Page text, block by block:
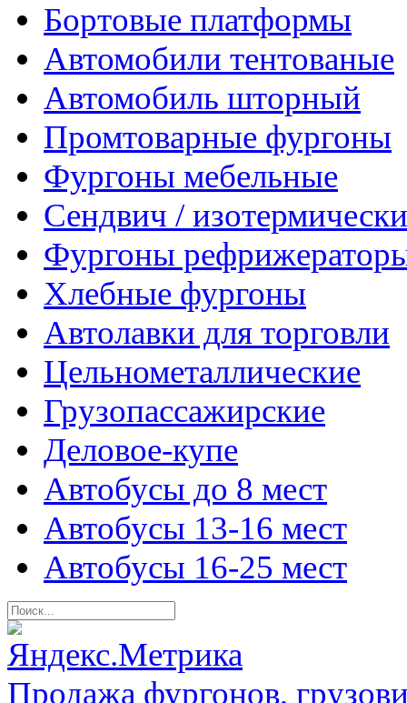
Бортовые платформы
Автомобили тентованые
Автомобиль шторный
Промтоварные фургоны
Фургоны мебельные
Сендвич /
Фургоны
Хлебные фургоны
Автолавки для торговли
Цельнометаллические
Грузопассажирские
Деловое-купе
Автобусы до 8 мест
Автобусы 13-16 мест
Автобусы 16-25 мест
Продажа фургонов,